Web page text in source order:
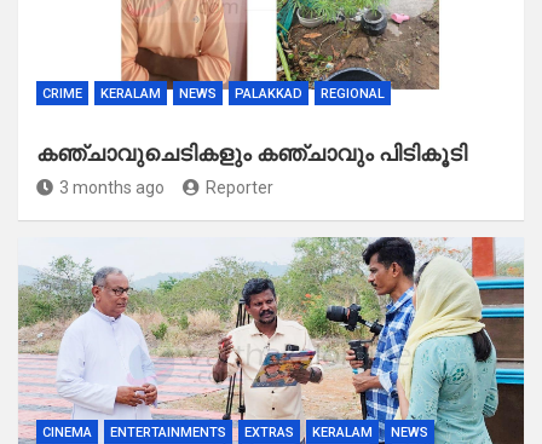
CRIME KERALAM NEWS PALAKKAD REGIONAL
കഞ്ചാവുചെടികളും കഞ്ചാവും പിടികൂടി
3 months ago Reporter
CINEMA ENTERTAINMENTS EXTRAS KERALAM
NEWS